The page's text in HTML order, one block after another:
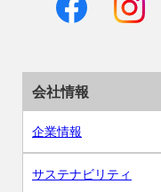
会社情報
企業情報
サステナビリティ